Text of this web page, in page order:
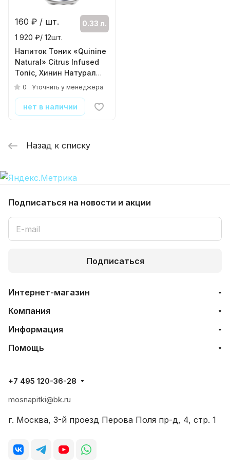
160 ₽ / шт.
0.33 л.
1 920 ₽/ 12шт.
Напиток Тоник «Quinine
Natural» Citrus Infused
Tonic, Хинин Натурал
Цитрус Инфузед Тоник,
( 12шт./уп. )
0 Уточнить у менеджера
нет в наличии
Назад к списку
Подписаться на новости и акции
Подписаться
Интернет-магазин
Компания
Информация
Помощь
+7 495 120-36-28
mosnapitki@bk.ru
г. Москва, 3-й проезд Перова Поля пр-д, 4, стр. 1